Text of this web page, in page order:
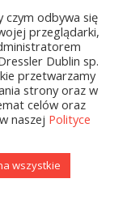
czym odbywa się
przeglądarki,
Dublin sp.
przetwarzamy
strony oraz w
celów oraz
naszej Polityce
wszystkie